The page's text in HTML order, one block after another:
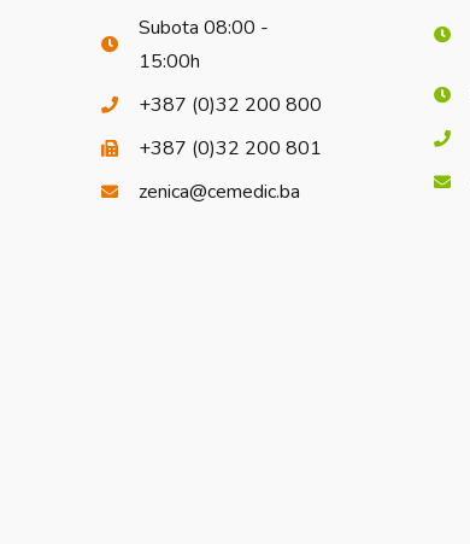
Subota 08:00 -
15:00h
+387 (0)32 200 800
+387 (0)32 200 801
zenica@cemedic.ba